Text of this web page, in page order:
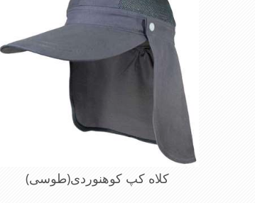
کلاه کپ کوهنوردی(طوسی)